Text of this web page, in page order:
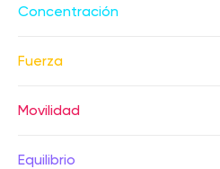
Concentración
Fuerza
Movilidad
Equilibrio